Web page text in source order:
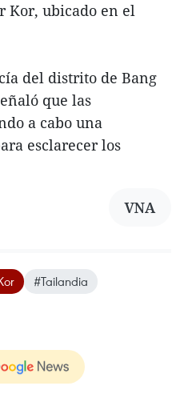
Kor, ubicado en el
del distrito de Bang
que las
a cabo una
esclarecer los
VNA
#Tailandia